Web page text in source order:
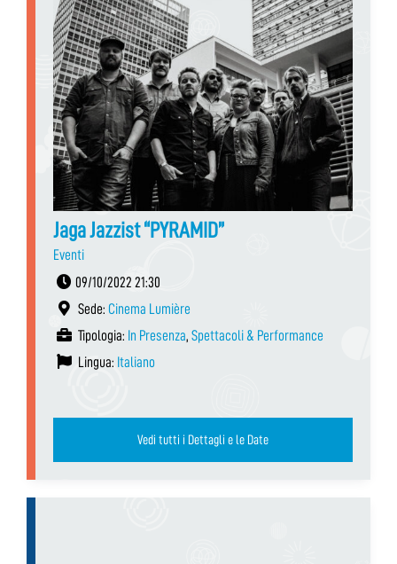
Jaga Jazzist “PYRAMID”
Eventi
09/10/2022 21:30
Sede: Cinema Lumière
Tipologia: In Presenza, Spettacoli & Performance
Lingua: Italiano
Vedi tutti i Dettagli e le Date